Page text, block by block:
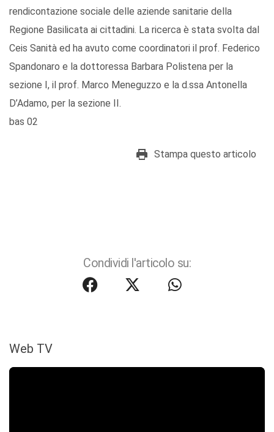
rendicontazione sociale delle aziende sanitarie della
Regione Basilicata ai cittadini. La ricerca è stata svolta dal
Ceis Sanità ed ha avuto come coordinatori il prof. Federico
Spandonaro e la dottoressa Barbara Polistena per la
sezione I, il prof. Marco Meneguzzo e la d.ssa Antonella
D’Adamo, per la sezione II.
bas 02
Stampa questo articolo
Condividi l'articolo su:
Web TV